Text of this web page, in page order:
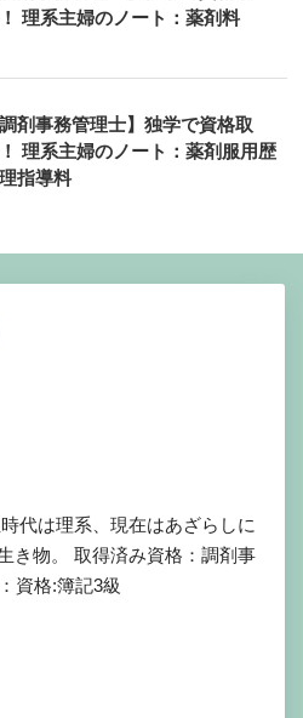
理系主婦のノート：薬剤料
調剤事務管理士】独学で資格取
理系主婦のノート：薬剤服用歴
指導料
代は理系、現在はあざらしに
き物。 取得済み資格：調剤事
資格:簿記3級